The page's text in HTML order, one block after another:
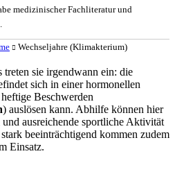
medizinischer Fachliteratur und
Wechseljahre (Klimakterium)
sie irgendwann ein: die
sich in einer hormonellen
Beschwerden
) auslösen kann. Abhilfe können hier
ausreichende sportliche Aktivität
beeinträchtigend kommen zudem
Einsatz.